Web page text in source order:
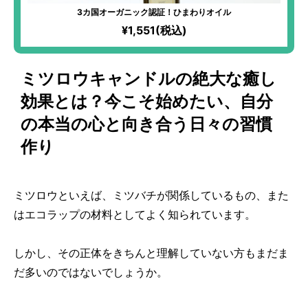
3カ国オーガニック認証！ひまわりオイル
¥1,551(税込)
ミツロウキャンドルの絶大な癒し
効果とは？今こそ始めたい、自分
の本当の心と向き合う日々の習慣
作り
ミツロウといえば、ミツバチが関係しているもの、また
はエコラップの材料としてよく知られています。
しかし、その正体をきちんと理解していない方もまだま
だ多いのではないでしょうか。